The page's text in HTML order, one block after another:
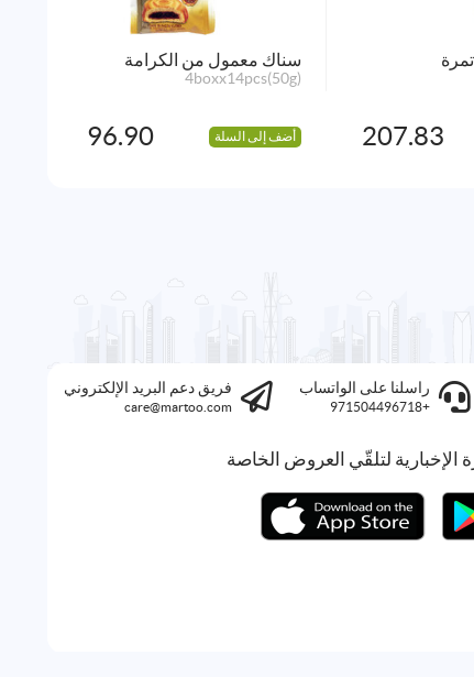
207.83
سناك معمول من الكرامة
4boxx14pcs(50g)
أضف إلى السلة 96.90
راسلنا على الواتساب
+971504496718
فريق دعم البريد الإلكتروني
care@martoo.com
لتلقّي العروض الخاصة